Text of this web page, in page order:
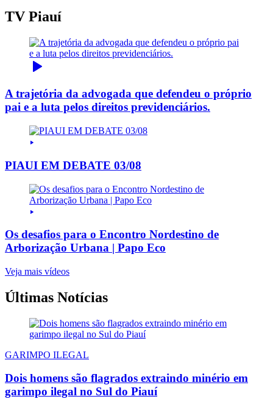
TV Piauí
A trajetória da advogada que defendeu o próprio
pai e a luta pelos direitos previdenciários.
PIAUI EM DEBATE 03/08
Os desafios para o Encontro Nordestino de
Arborização Urbana | Papo Eco
Veja mais vídeos
Últimas Notícias
GARIMPO ILEGAL
Dois homens são flagrados extraindo minério em
garimpo ilegal no Sul do Piauí